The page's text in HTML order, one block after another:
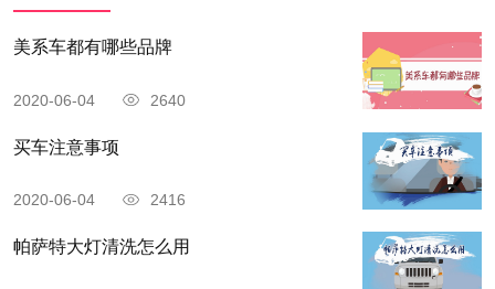
美系车都有哪些品牌
2020-06-04 2640
买车注意事项
2020-06-04 2416
帕萨特大灯清洗怎么用